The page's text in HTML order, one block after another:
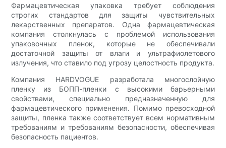
Фармацевтическая упаковка требует соблюдения
строгих стандартов для защиты чувствительных
лекарственных препаратов. Одна фармацевтическая
компания столкнулась с проблемой использования
упаковочных пленок, которые не обеспечивали
достаточной защиты от влаги и ультрафиолетового
излучения, что ставило под угрозу целостность продукта.
Компания HARDVOGUE разработала многослойную
пленку из БОПП-пленки с высокими барьерными
свойствами, специально предназначенную для
фармацевтического применения. Помимо превосходной
защиты, пленка также соответствует всем нормативным
требованиям и требованиям безопасности, обеспечивая
безопасность пациентов.